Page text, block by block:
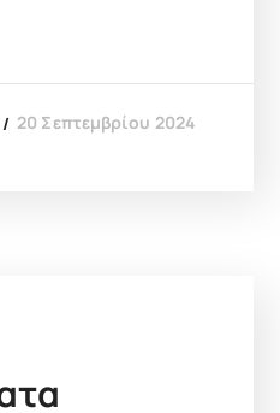
20 Σεπτεμβρίου 2024